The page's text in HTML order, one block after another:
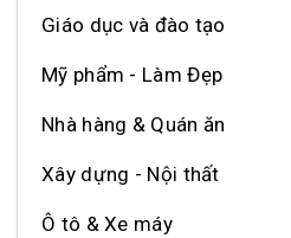
Giáo dục và đào tạo
Mỹ phẩm - Làm Đẹp
Nhà hàng & Quán ăn
Xây dựng - Nội thất
Ô tô & Xe máy